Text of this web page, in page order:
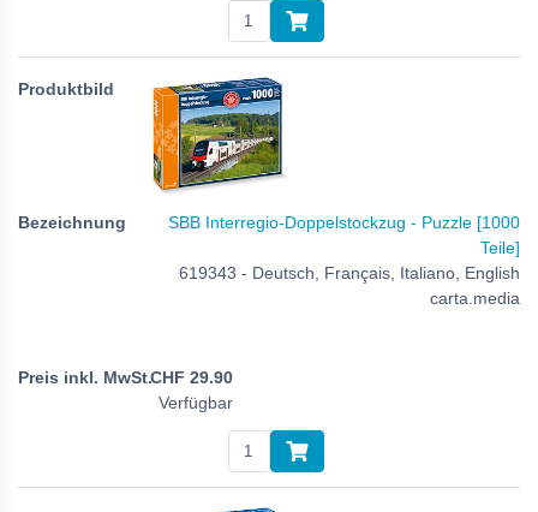
SBB Interregio-Doppelstockzug - Puzzle [1000
Teile]
619343 - Deutsch, Français, Italiano, English
carta.media
CHF 29.90
Verfügbar